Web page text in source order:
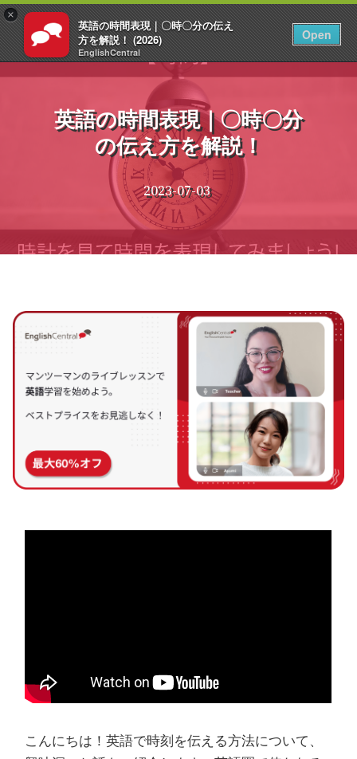
×
英語の時間表現｜〇時〇分の伝え
方を解説！ (2026)
EnglishCentral
Open
ログイン JA
コ
ン
プ
英語の時間表現｜〇時〇分
の伝え方を解説！
2023-07-03
こんにちは！英語で時刻を伝える方法について、